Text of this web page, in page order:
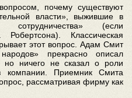
почему существуют
власти», выжившие в
сотрудничества» (если
Классическая
этот вопрос. Адам Смит
прекрасно описал
но ничего не сказал о роли
компании. Приемник Смита
рассматривая фирму как